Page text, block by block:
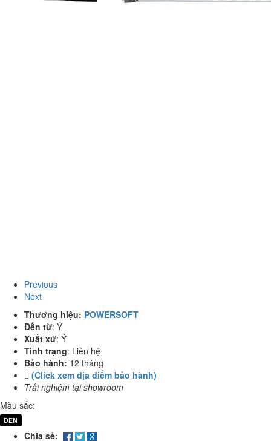
Previous
Next
Thương hiệu: POWERSOFT
Đến từ: Ý
Xuất xứ: Ý
Tình trạng: Liên hệ
Bảo hành: 12 tháng
(Click xem địa điểm bảo hành)
Trải nghiệm tại showroom
Màu sắc:
ĐEN
Chia sẻ: